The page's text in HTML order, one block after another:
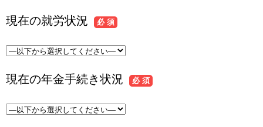
現在の就労状況 必 須
現在の年金手続き状況 必 須